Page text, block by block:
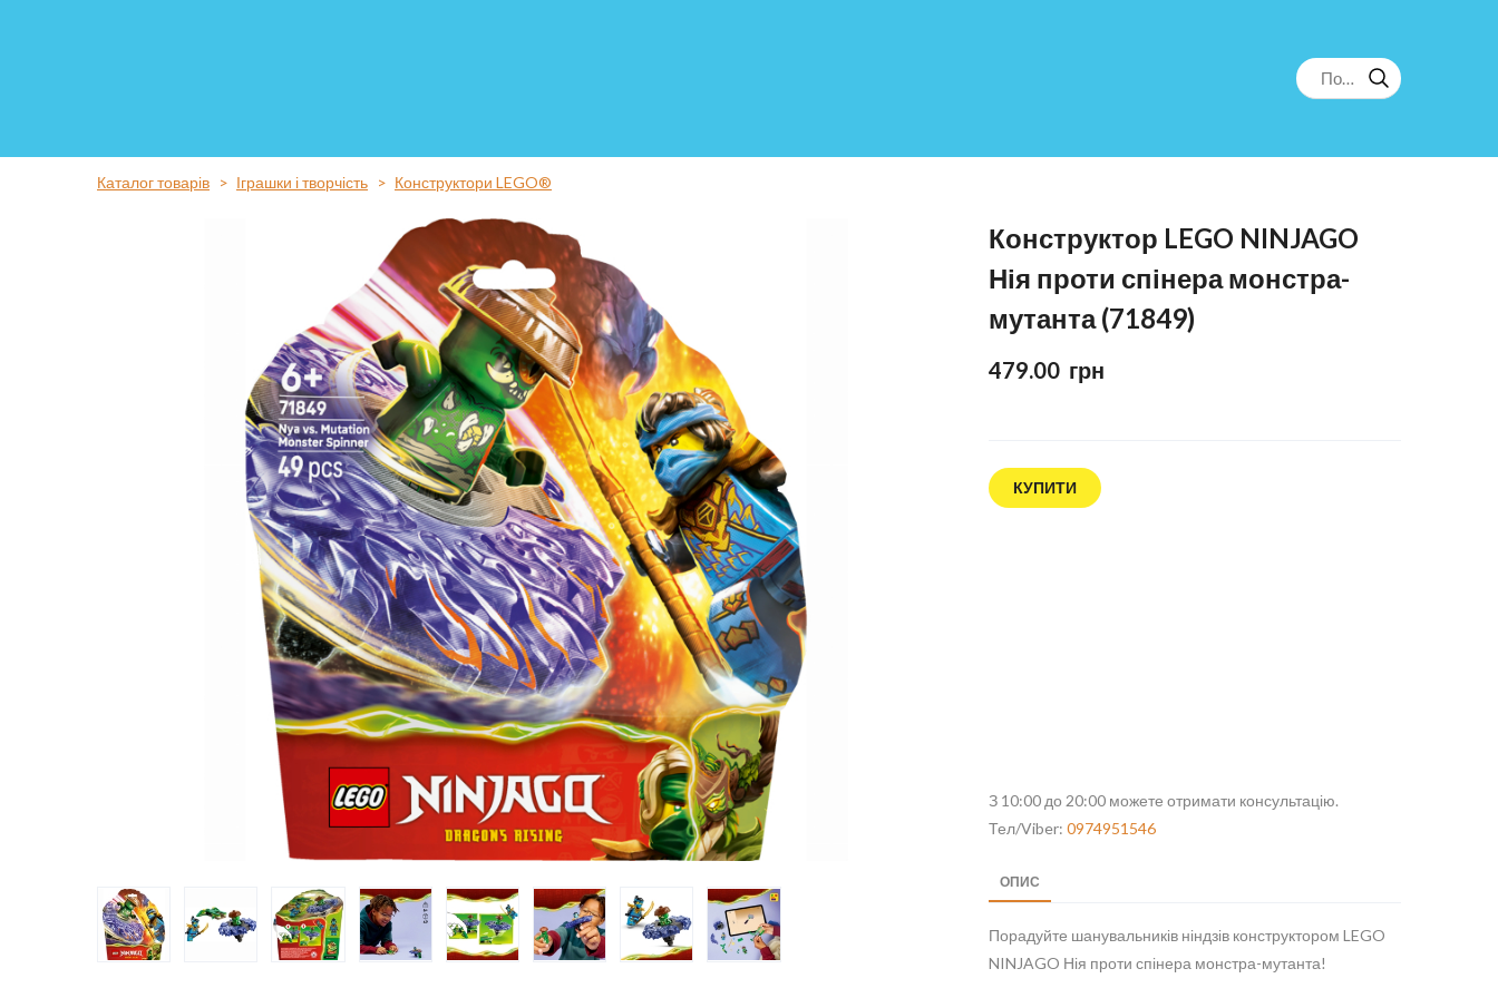
Каталог товарів Іграшки і творчість Конструктори LEGO®
Конструктор LEGO NINJAGO
Нія проти спінера монстра-
мутанта (71849)
479.00  грн
КУПИТИ
З 10:00 до 20:00 можете отримати консультацію.
Тел/Viber: 0974951546
ОПИС
Порадуйте шанувальників ніндзів конструктором LEGO
NINJAGO Нія проти спінера монстра-мутанта!